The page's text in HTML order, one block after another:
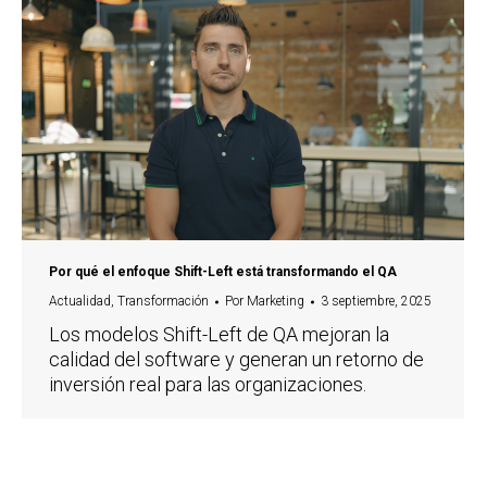
Por qué el enfoque Shift-Left está transformando el QA
Actualidad, Transformación Por Marketing 3 septiembre, 2025
Los modelos Shift-Left de QA mejoran la
calidad del software y generan un retorno de
inversión real para las organizaciones.